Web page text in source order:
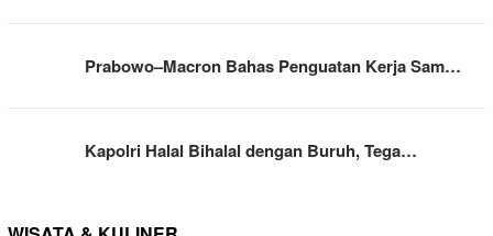
Prabowo–Macron Bahas Penguatan Kerja Sam…
Kapolri Halal Bihalal dengan Buruh, Tega…